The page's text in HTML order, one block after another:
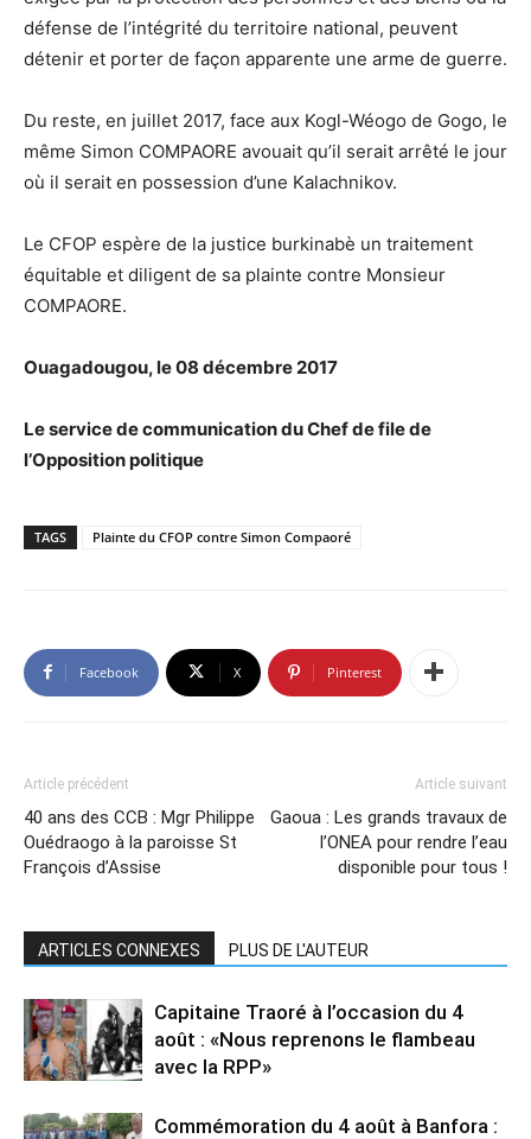
défense de l’intégrité du territoire national, peuvent
détenir et porter de façon apparente une arme de guerre.
Du reste, en juillet 2017, face aux Kogl-Wéogo de Gogo, le
même Simon COMPAORE avouait qu’il serait arrêté le jour
où il serait en possession d’une Kalachnikov.
Le CFOP espère de la justice burkinabè un traitement
équitable et diligent de sa plainte contre Monsieur
COMPAORE.
Ouagadougou, le 08 décembre 2017
Le service de communication du Chef de file de
l’Opposition politique
TAGS Plainte du CFOP contre Simon Compaoré
Facebook X Pinterest
Article précédent
40 ans des CCB : Mgr Philippe
Ouédraogo à la paroisse St
François d’Assise
Article suivant
Gaoua : Les grands travaux de
l’ONEA pour rendre l’eau
disponible pour tous !
ARTICLES CONNEXES PLUS DE L'AUTEUR
Capitaine Traoré à l’occasion du 4
août : «Nous reprenons le flambeau
avec la RPP»
Commémoration du 4 août à Banfora :